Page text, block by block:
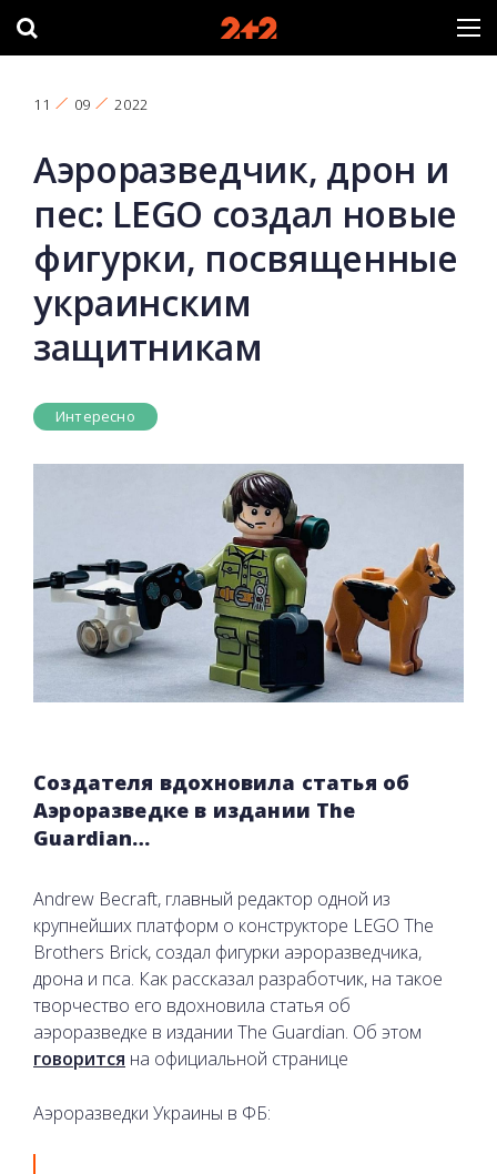
11 09 2022
Аэроразведчик, дрон и
пес: LEGO создал новые
фигурки, посвященные
украинским
защитникам
Интересно
Создателя вдохновила статья об
Аэроразведке в издании The
Guardian…
Andrew Becraft, главный редактор одной из
крупнейших платформ о конструкторе LEGO The
Brothers Brick, создал фигурки аэроразведчика,
дрона и пса. Как рассказал разработчик, на такое
творчество его вдохновила статья об
аэроразведке в издании The Guardian. Об этом
говорится на официальной странице
Аэроразведки Украины в ФБ: